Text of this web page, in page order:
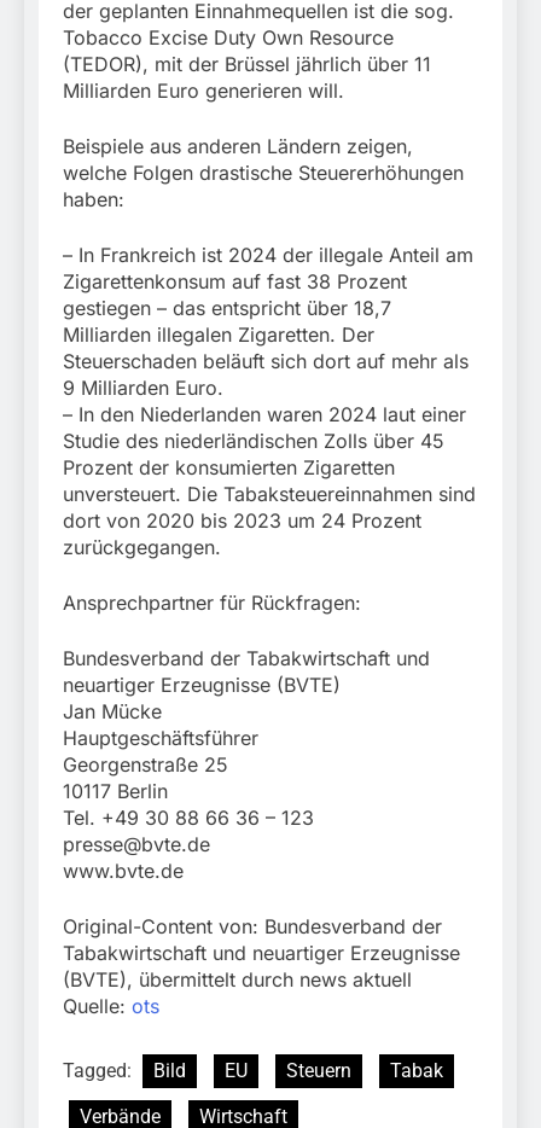
der geplanten Einnahmequellen ist die sog.
Tobacco Excise Duty Own Resource
(TEDOR), mit der Brüssel jährlich über 11
Milliarden Euro generieren will.
Beispiele aus anderen Ländern zeigen,
welche Folgen drastische Steuererhöhungen
haben:
– In Frankreich ist 2024 der illegale Anteil am
Zigarettenkonsum auf fast 38 Prozent
gestiegen – das entspricht über 18,7
Milliarden illegalen Zigaretten. Der
Steuerschaden beläuft sich dort auf mehr als
9 Milliarden Euro.
– In den Niederlanden waren 2024 laut einer
Studie des niederländischen Zolls über 45
Prozent der konsumierten Zigaretten
unversteuert. Die Tabaksteuereinnahmen sind
dort von 2020 bis 2023 um 24 Prozent
zurückgegangen.
Ansprechpartner für Rückfragen:
Bundesverband der Tabakwirtschaft und
neuartiger Erzeugnisse (BVTE)
Jan Mücke
Hauptgeschäftsführer
Georgenstraße 25
10117 Berlin
Tel. +49 30 88 66 36 – 123
presse@bvte.de
www.bvte.de
Original-Content von: Bundesverband der
Tabakwirtschaft und neuartiger Erzeugnisse
(BVTE), übermittelt durch news aktuell
Quelle: ots
Tagged: Bild EU Steuern
Tabak
Verbände
Wirtschaft